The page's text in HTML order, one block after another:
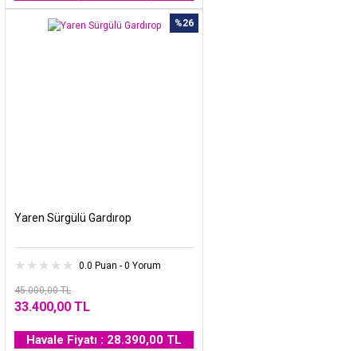
%26
Yaren Sürgülü Gardırop
0.0 Puan - 0 Yorum
45.000,00 TL
33.400,00 TL
Havale Fiyatı : 28.390,00 TL